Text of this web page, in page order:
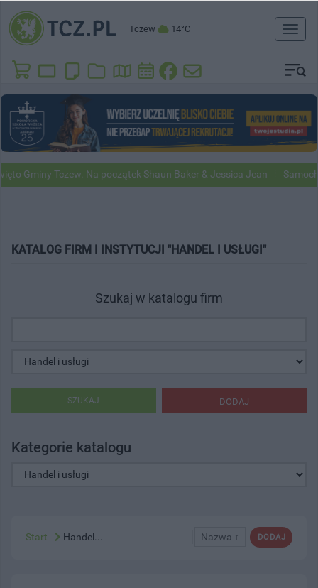
Tczew 14°C
Toggle
Gminy Tczew. Na początek Shaun Baker & Jessica Jean
KATALOG FIRM I INSTYTUCJI "HANDEL I USŁUGI"
Szukaj w katalogu firm
DODAJ
SZUKAJ
Kategorie katalogu
DODAJ
Nazwa ↑
Start Handel...